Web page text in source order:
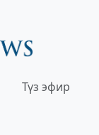
Түз эфир